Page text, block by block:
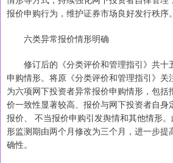
报价申购行为，维护证券市场良好发行秩序。
六类异常报价情形明确
修订后的《分类评价和管理指引》共十
申购情形。将原《分类评价和管理指引》关
为六项网下投资者异常报价申购情形，包括
价一致性显著较高、报价与网下投资者自身
报价、 不当报价申购引发舆情和其他情形
形监测期由两个月修改为三个月，进一步提
确性。